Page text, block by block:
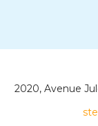
2020, Avenue